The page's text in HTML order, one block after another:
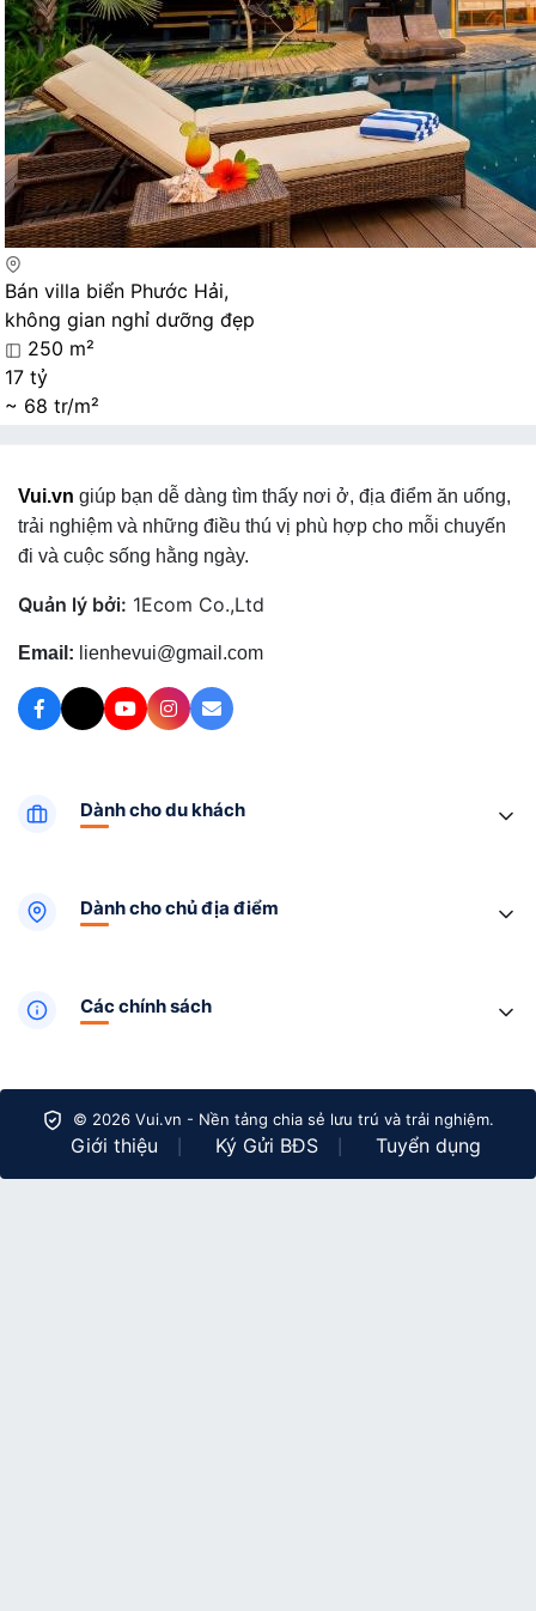
Bán villa biển Phước Hải,
không gian nghỉ dưỡng đẹp
250 m²
17 tỷ
~ 68 tr/m²
Vui.vn giúp bạn dễ dàng tìm thấy nơi ở, địa điểm ăn uống,
trải nghiệm và những điều thú vị phù hợp cho mỗi chuyến
đi và cuộc sống hằng ngày.
Quản lý bởi: 1Ecom Co.,Ltd
Email: lienhevui@gmail.com
Dành cho du khách
Dành cho chủ địa điểm
Các chính sách
© 2026 Vui.vn - Nền tảng chia sẻ lưu trú và trải nghiệm.
Giới thiệu Ký Gửi BĐS Tuyển dụng